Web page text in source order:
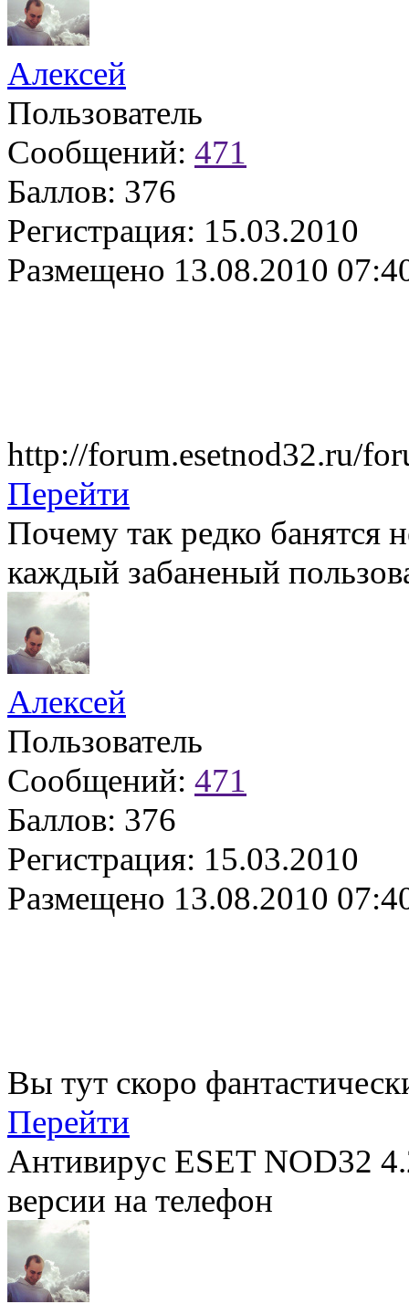
Алексей
Пользователь
Сообщений: 471
Баллов: 376
Регистрация: 15.03.2010
Размещено 13.08.2010
http://forum.esetnod32.ru/
Перейти
Почему так редко банятся
каждый забаненый
Алексей
Пользователь
Сообщений: 471
Баллов: 376
Регистрация: 15.03.2010
Размещено 13.08.2010
Вы тут скоро
Перейти
Антивирус ESET NOD32
версии на телефон